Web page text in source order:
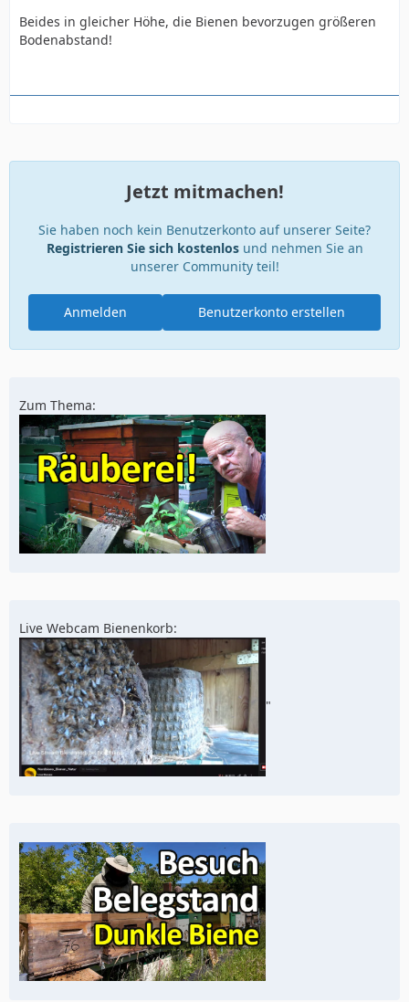
Beides in gleicher Höhe, die Bienen bevorzugen größeren
Bodenabstand!
Jetzt mitmachen!
Sie haben noch kein Benutzerkonto auf unserer Seite?
Registrieren Sie sich kostenlosund nehmen Sie an
unserer Community teil!
Benutzerkonto erstellen
Anmelden
Zum Thema:
Live Webcam Bienenkorb:
"